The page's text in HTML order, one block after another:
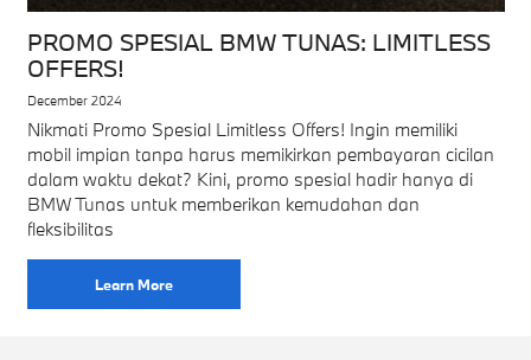
PROMO SPESIAL BMW TUNAS: LIMITLESS
OFFERS!
December 2024
Nikmati Promo Spesial Limitless Offers! Ingin memiliki
mobil impian tanpa harus memikirkan pembayaran cicilan
dalam waktu dekat? Kini, promo spesial hadir hanya di
BMW Tunas untuk memberikan kemudahan dan
fleksibilitas
Learn More